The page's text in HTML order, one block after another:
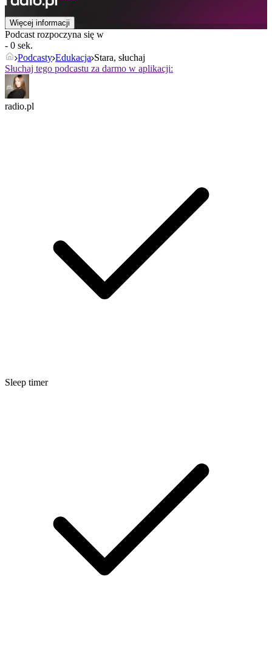
Więcej informacji
Podcast rozpoczyna się w
- 0 sek.
Podcasty Edukacja Stara, słuchaj
Słuchaj tego podcastu za darmo w aplikacji:
radio.pl
Sleep timer